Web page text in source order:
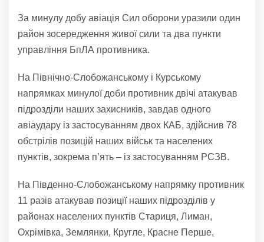
За минулу добу авіація Сил оборони уразили один
район зосередження живої сили та два пункти
управління БпЛА противника.
На Північно-Слобожанському і Курському
напрямках минулої доби противник двічі атакував
підрозділи наших захисників, завдав одного
авіаудару із застосуванням двох КАБ, здійснив 78
обстрілів позицій наших військ та населених
пунктів, зокрема п’ять – із застосуванням РСЗВ.
На Південно-Слобожанському напрямку противник
11 разів атакував позиції наших підрозділів у
районах населених пунктів Стариця, Лиман,
Охрімівка, Землянки, Кругле, Красне Перше,